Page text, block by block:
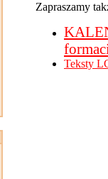
Zapraszamy
Teksty